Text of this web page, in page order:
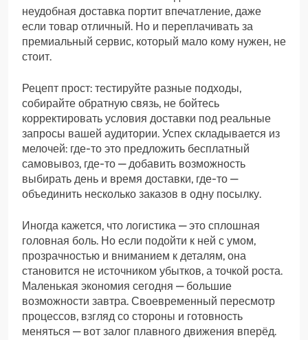
неудобная доставка портит впечатление, даже
если товар отличный. Но и переплачивать за
премиальный сервис, который мало кому нужен, не
стоит.
Рецепт прост: тестируйте разные подходы,
собирайте обратную связь, не бойтесь
корректировать условия доставки под реальные
запросы вашей аудитории. Успех складывается из
мелочей: где-то это предложить бесплатный
самовывоз, где-то — добавить возможность
выбирать день и время доставки, где-то —
объединить несколько заказов в одну посылку.
Иногда кажется, что логистика — это сплошная
головная боль. Но если подойти к ней с умом,
прозрачностью и вниманием к деталям, она
становится не источником убытков, а точкой роста.
Маленькая экономия сегодня — большие
возможности завтра. Своевременный пересмотр
процессов, взгляд со стороны и готовность
меняться — вот залог плавного движения вперёд.